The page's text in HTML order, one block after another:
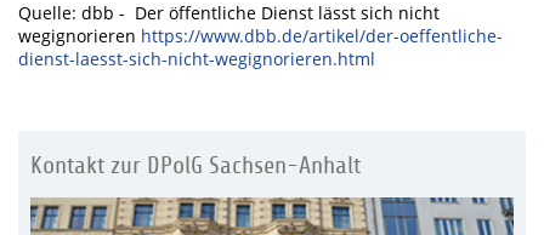
Quelle: dbb - Der öffentliche Dienst lässt sich nicht
wegignorieren https://www.dbb.de/artikel/der-oeffentliche-
dienst-laesst-sich-nicht-wegignorieren.html
Kontakt zur DPolG Sachsen-Anhalt